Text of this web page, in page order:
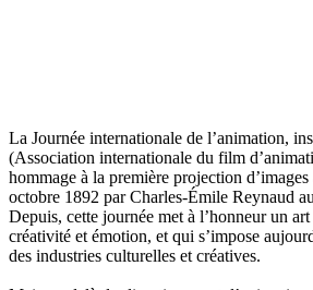
La Journée internationale de l’animation,
(Association internationale du film
hommage à la première projection
octobre 1892 par Charles-Émile Reynaud
Depuis, cette journée met à l’honneur un
créativité et émotion, et qui s’impose
des industries culturelles et créatives.